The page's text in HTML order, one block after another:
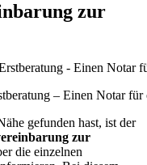
zur
– Einen Notar
gefunden hast, ist der
zur
die einzelnen